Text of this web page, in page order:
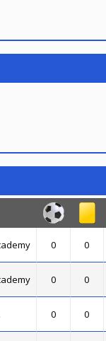
0 0
0 0
0 0